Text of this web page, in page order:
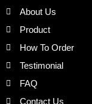
About Us
Product
How To Order
Testimonial
FAQ
Contact Us